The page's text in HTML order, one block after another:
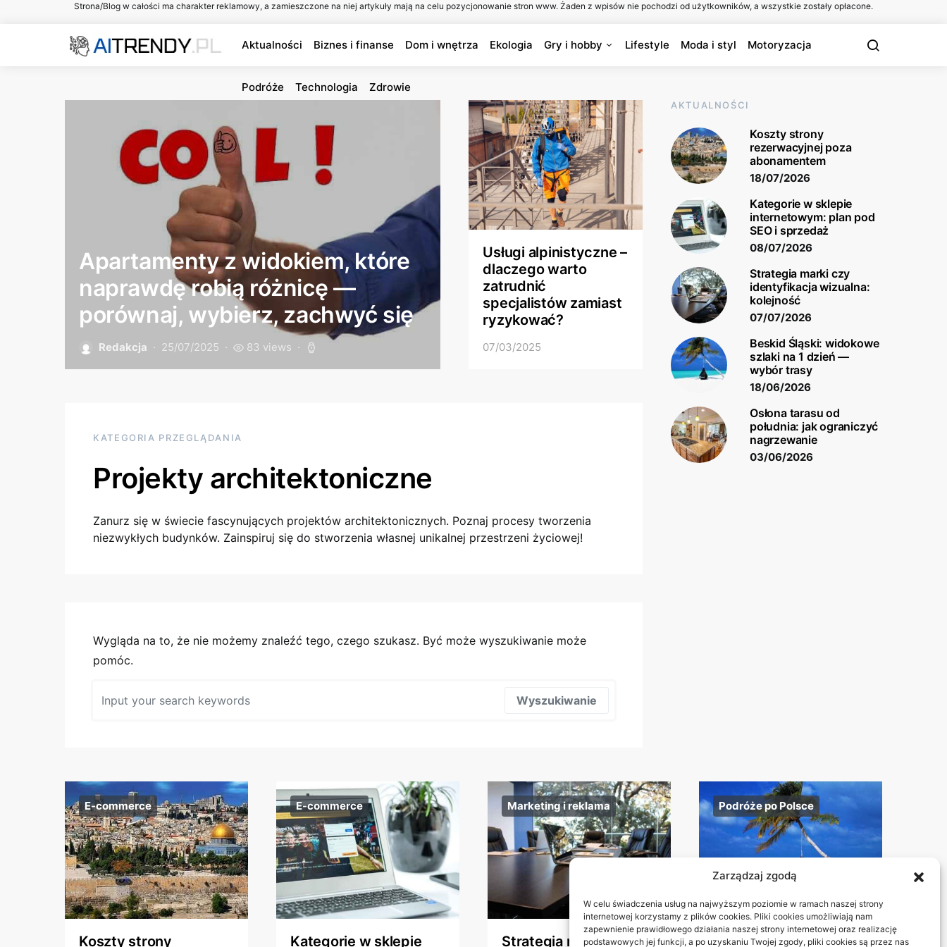
Zarządzaj zgodą
W celu świadczenia usług na najwyższym poziomie w ramach naszej strony
internetowej korzystamy z plików cookies. Pliki cookies umożliwiają nam
zapewnienie prawidłowego działania naszej strony internetowej oraz realizację
podstawowych jej funkcji, a po uzyskaniu Twojej zgody, pliki cookies są przez nas
Strona/Blog w całości ma charakter reklamowy, a zamieszczone na niej artykuły mają na celu pozycjonowanie stron www. Żaden z wpisów nie pochodzi od użytkowników, a wszystkie zostały opłacone.
Aktualności Biznes i finanse Dom i wnętrza Ekologia Gry i hobby Lifestyle Moda i styl Motoryzacja
Podróże Technologia Zdrowie
Apartamenty z widokiem, które
naprawdę robią różnicę —
porównaj, wybierz, zachwyć się
Redakcja 25/07/2025 83 views
Usługi alpinistyczne –
dlaczego warto
zatrudnić
specjalistów zamiast
ryzykować?
07/03/2025
KATEGORIA PRZEGLĄDANIA
Projekty architektoniczne
Zanurz się w świecie fascynujących projektów architektonicznych. Poznaj procesy tworzenia
niezwykłych budynków. Zainspiruj się do stworzenia własnej unikalnej przestrzeni życiowej!
Wygląda na to, że nie możemy znaleźć tego, czego szukasz. Być może wyszukiwanie może
pomóc.
Wyszukiwanie
AKTUALNOŚCI
Koszty strony
rezerwacyjnej poza
abonamentem
18/07/2026
Kategorie w sklepie
internetowym: plan pod
SEO i sprzedaż
08/07/2026
Strategia marki czy
identyfikacja wizualna:
kolejność
07/07/2026
Beskid Śląski: widokowe
szlaki na 1 dzień —
wybór trasy
18/06/2026
Osłona tarasu od
południa: jak ograniczyć
nagrzewanie
03/06/2026
E-commerce
Koszty strony
E-commerce
Kategorie w sklepie
Marketing i reklama
Strategia marki czy
Podróże po Polsce
Beskid Śląski: